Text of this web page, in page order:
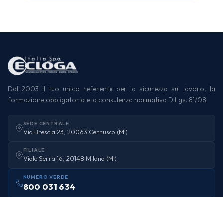
Dal 2003 il tuo unico referente per la sicurezza sul lavoro, la
formazione obbligatoria e la consulenza normativa D.Lgs. 81/08.
SEDE CENTRALE
Via Brescia 23, 20063 Cernusco (MI)
FILIALE
Viale Serra 16, 20148 Milano (MI)
NUMERO VERDE
800 031 634